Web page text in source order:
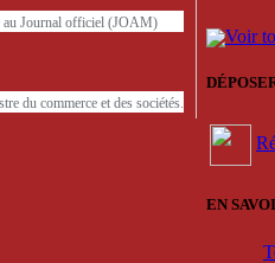
au Journal officiel (JOAM)
du commerce et des sociétés.
Voir
EN